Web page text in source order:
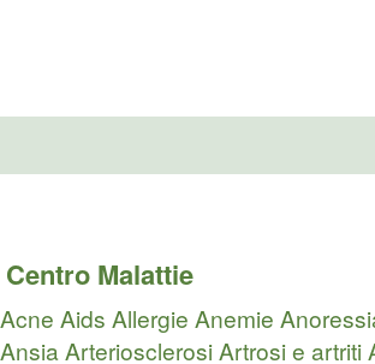
Centro Malattie
Acne Aids Allergie Anemie
AnsiaArteriosclerosiArtrosi e artriti